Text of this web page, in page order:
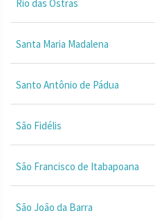
Rio das Ostras
Santa Maria Madalena
Santo Antônio de Pádua
São Fidélis
São Francisco de Itabapoana
São João da Barra